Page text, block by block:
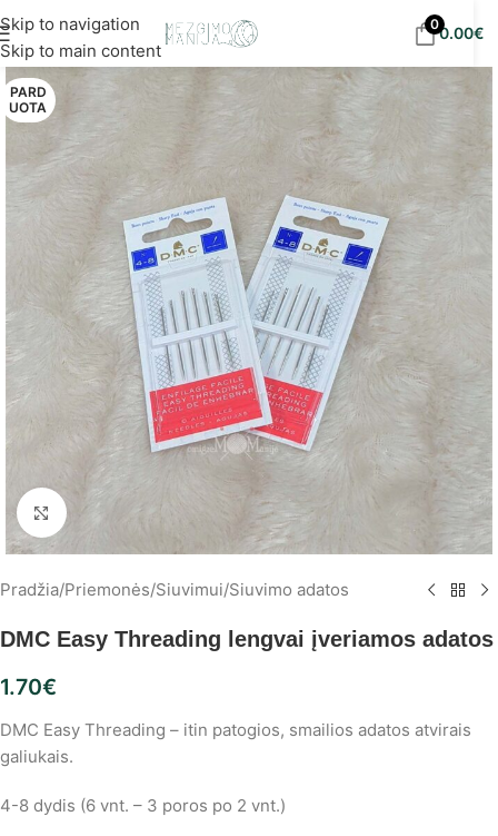
Skip to navigation
Skip to main content
eur!
00.00€
PARD
UOTA
Spustelėkite, norėdami padidinti
Pradžia/Priemonės/Siuvimui/Siuvimo adatos
DMC Easy Threading lengvai įveriamos adatos
1.70€
DMC Easy Threading – itin patogios, smailios adatos atvirais
galiukais.
4-8 dydis (6 vnt. – 3 poros po 2 vnt.)